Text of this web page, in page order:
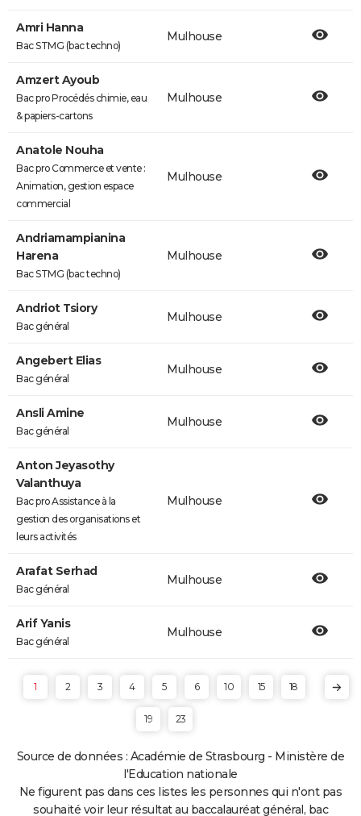
Amri Hanna
Bac STMG (bac techno)
Mulhouse
Amzert Ayoub
Bac pro Procédés chimie, eau
& papiers-cartons
Mulhouse
Anatole Nouha
Bac pro Commerce et vente :
Animation, gestion espace
commercial
Mulhouse
Andriamampianina
Harena
Bac STMG (bac techno)
Mulhouse
Andriot Tsiory
Bac général
Mulhouse
Angebert Elias
Bac général
Mulhouse
Ansli Amine
Bac général
Mulhouse
Anton Jeyasothy
Valanthuya
Bac pro Assistance à la
gestion des organisations et
leurs activités
Mulhouse
Arafat Serhad
Bac général
Mulhouse
Arif Yanis
Bac général
Mulhouse
1 2 3 4 5 6 10 15 18
19 23
Source de données : Académie de Strasbourg - Ministère de
l'Education nationale
Ne figurent pas dans ces listes les personnes qui n'ont pas
souhaité voir leur résultat au baccalauréat général, bac